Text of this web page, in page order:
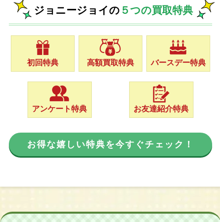
ジョニージョイの ５つの買取特典
初回特典 高額買取特典 バースデー特典
アンケート特典 お友達紹介特典
お得な嬉しい特典を今すぐチェック！